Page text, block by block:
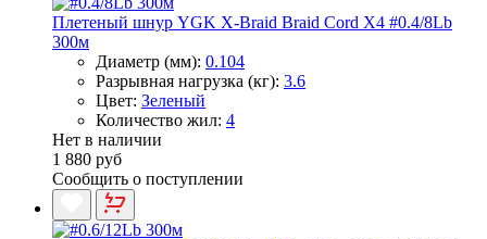
Плетеный шнур YGK X-Braid Braid Cord X4 #0.4/8Lb
300м
Диаметр (мм): 0.104
Разрывная нагрузка (кг): 3.6
Цвет: Зеленый
Количество жил: 4
Нет в наличии
1 880 руб
Сообщить о поступлении